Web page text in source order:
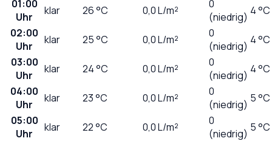
01:00
Uhr
klar 26°C 0,0L/m²
0
(niedrig) 4 °C
02:00
Uhr
klar 25°C 0,0L/m²
0
(niedrig) 4 °C
03:00
Uhr
klar 24°C 0,0L/m²
0
(niedrig) 4 °C
04:00
Uhr
klar 23°C 0,0L/m²
0
(niedrig) 5 °C
05:00
Uhr
klar 22°C 0,0L/m²
0
(niedrig) 5 °C